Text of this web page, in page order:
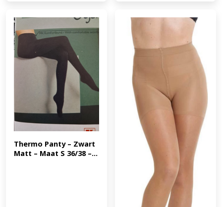
Thermo Panty – Zwart
Matt – Maat S 36/38 –...